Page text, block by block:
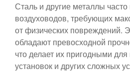
Сталь и другие металлы
воздуховодов, требующих
от физических повреждений.
обладают превосходной
что делает их пригодными
установок и других сложных